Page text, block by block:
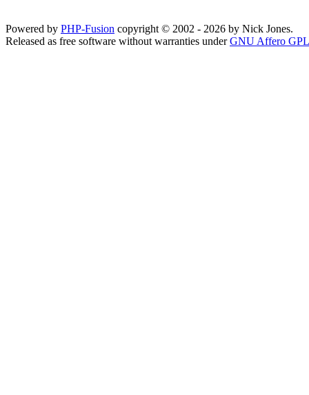
Powered by PHP-Fusion copyright © 2002 - 2026 by Nick Jones.
Released as free software without warranties underGNU Affero GPL